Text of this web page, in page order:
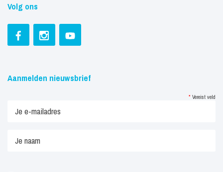
Volg ons
Aanmelden nieuwsbrief
* Vereist veld